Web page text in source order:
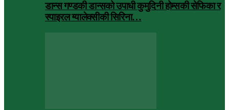
डान्स गण्डकी डान्सको उपाधी कुमुदिनी होम्सकी सेफिका र
स्पाइरल ग्यालेक्सीकी सिरिना…